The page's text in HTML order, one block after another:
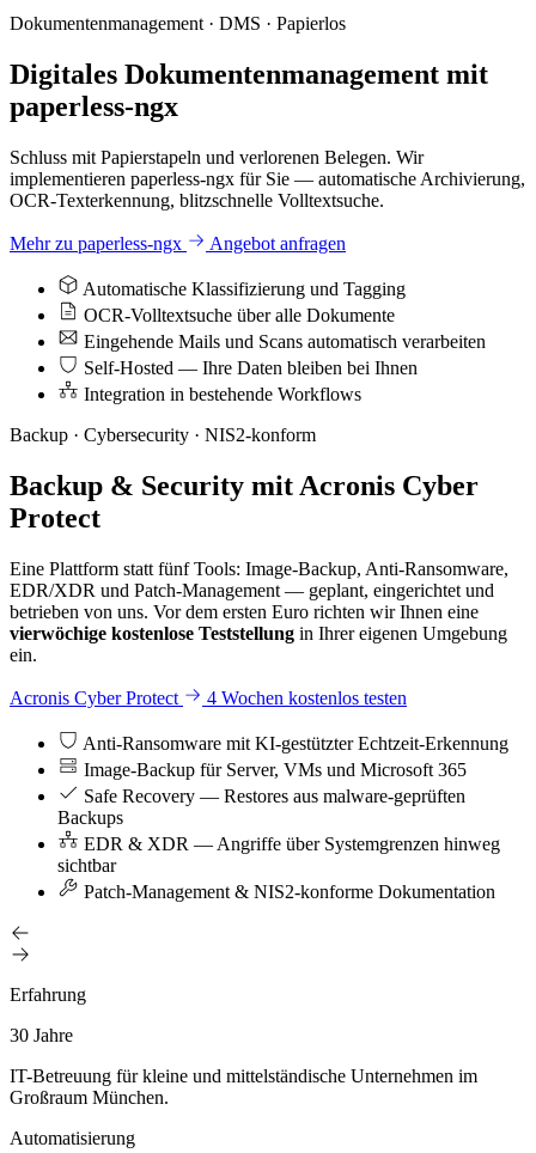
Dokumentenmanagement · DMS · Papierlos
Digitales Dokumentenmanagement mit
paperless-ngx
Schluss mit Papierstapeln und verlorenen Belegen. Wir
implementieren paperless-ngx für Sie — automatische Archivierung,
OCR-Texterkennung, blitzschnelle Volltextsuche.
Mehr zu paperless-ngx Angebot anfragen
Automatische Klassifizierung und Tagging
OCR-Volltextsuche über alle Dokumente
Eingehende Mails und Scans automatisch verarbeiten
Self-Hosted — Ihre Daten bleiben bei Ihnen
Integration in bestehende Workflows
Backup · Cybersecurity · NIS2-konform
Backup & Security mit Acronis Cyber
Protect
Eine Plattform statt fünf Tools: Image-Backup, Anti-Ransomware,
EDR/XDR und Patch-Management — geplant, eingerichtet und
betrieben von uns. Vor dem ersten Euro richten wir Ihnen eine
vierwöchige kostenlose Teststellung in Ihrer eigenen Umgebung
ein.
Acronis Cyber Protect 4 Wochen kostenlos testen
Anti-Ransomware mit KI-gestützter Echtzeit-Erkennung
Image-Backup für Server, VMs und Microsoft 365
Safe Recovery — Restores aus malware-geprüften
Backups
EDR & XDR — Angriffe über Systemgrenzen hinweg
sichtbar
Patch-Management & NIS2-konforme Dokumentation
Erfahrung
30 Jahre
IT-Betreuung für kleine und mittelständische Unternehmen im
Großraum München.
Automatisierung